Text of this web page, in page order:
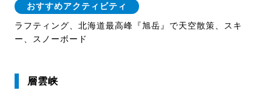
おすすめアクティビティ
ラフティング、北海道最高峰『旭岳』で天空散策、スキ
ー、スノーボード
層雲峡